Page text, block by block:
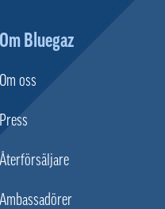
Om Bluegaz
Om oss
Press
Återförsäljare
Ambassadörer